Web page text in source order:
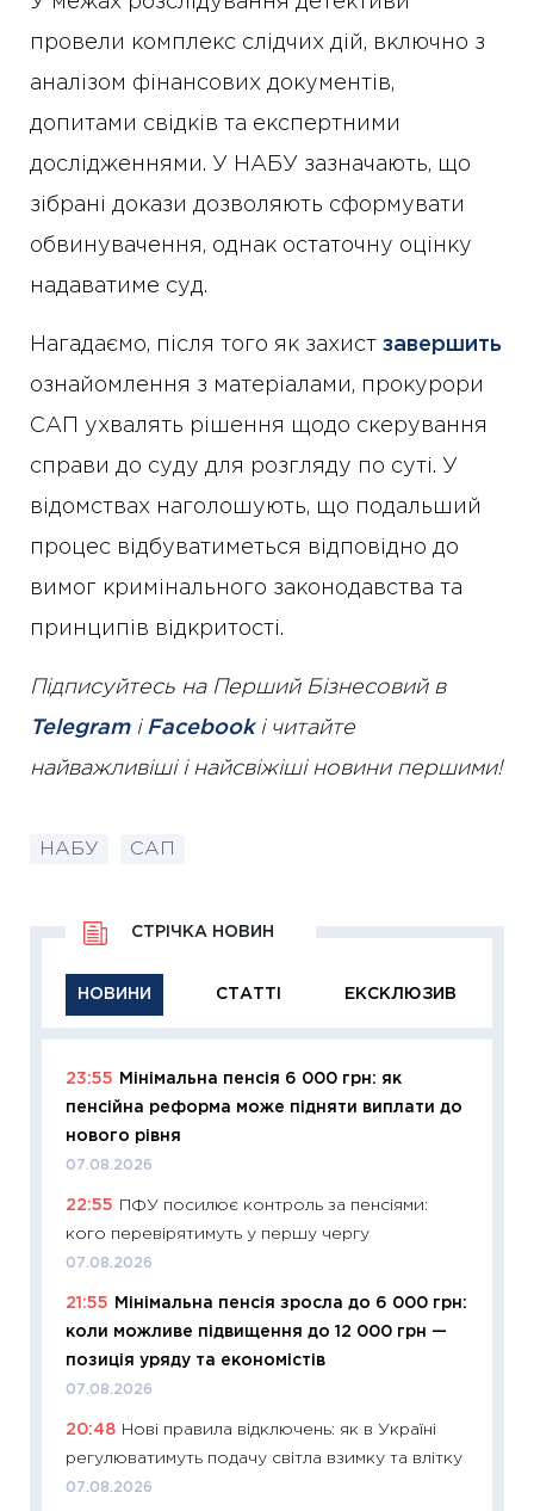
провели комплекс слідчих дій, включно з
аналізом фінансових документів,
допитами свідків та експертними
дослідженнями. У НАБУ зазначають, що
зібрані докази дозволяють сформувати
обвинувачення, однак остаточну оцінку
надаватиме суд.
Нагадаємо, після того як захист завершить
ознайомлення з матеріалами, прокурори
САП ухвалять рішення щодо скерування
справи до суду для розгляду по суті. У
відомствах наголошують, що подальший
процес відбуватиметься відповідно до
вимог кримінального законодавства та
принципів відкритості.
Підписуйтесь на Перший Бізнесовий в
Telegramі Facebookі читайте
найважливіші і найсвіжіші новини першими!
НАБУ САП
НОВИНИ СТАТТІ ЕКСКЛЮЗИВ
СТРІЧКА НОВИН
23:55
Мінімальна пенсія 6 000 грн: як
пенсійна реформа може підняти виплати до
нового рівня
07.08.2026
22:55
ПФУ посилює контроль за пенсіями:
кого перевірятимуть у першу чергу
07.08.2026
21:55
Мінімальна пенсія зросла до 6 000 грн:
коли можливе підвищення до 12 000 грн —
позиція уряду та економістів
07.08.2026
20:48 Нові правила відключень: як в Україні
регулюватимуть подачу світла взимку та влітку
07.08.2026